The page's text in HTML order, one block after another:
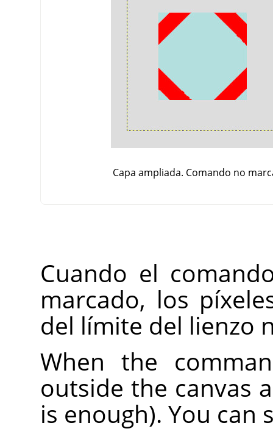
Capa ampliada. Comando no
Cuando el
marcado, los
del límite del lienzo
When the
outside the canvas
is enough). You can